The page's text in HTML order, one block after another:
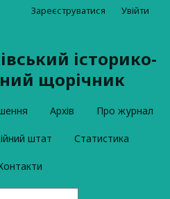
історико-
щорічник
Архів Про журнал
штат Статистика
Зареєструватися Увійти